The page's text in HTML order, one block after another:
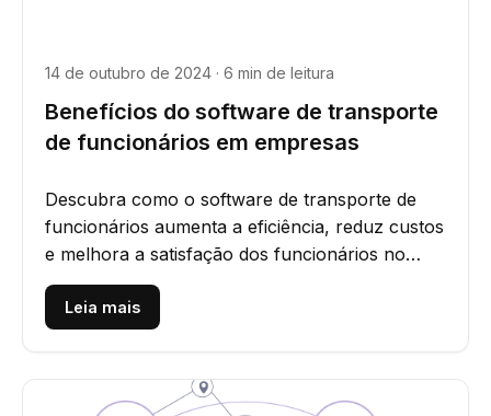
14 de outubro de 2024 · 6 min de leitura
Benefícios do software de transporte
de funcionários em empresas
Descubra como o software de transporte de
funcionários aumenta a eficiência, reduz custos
e melhora a satisfação dos funcionários no
mundo corporativo. Explore...
Leia mais